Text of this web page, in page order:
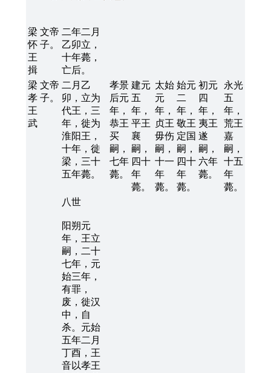
梁
怀
王
揖
文帝
子。
二年二月
乙卯立，
十年薨，
亡后。
梁
孝
王
武
文帝
子。
二月乙
卯，立为
代王，三
年，徙为
淮阳王，
十年，徙
梁，三十
五年薨。
孝景
后元
年，
恭王
买
嗣，
七年
薨。
建元
五
年，
平王
襄
嗣，
四十
年
薨。
太始
元
年，
贞王
毋伤
嗣，
十一
年
薨。
始元
二
年，
敬王
定国
嗣，
四十
年
薨。
初元
四
年，
夷王
遂
嗣，
六年
薨。
永光
五
年，
荒王
嘉
嗣，
十五
年
薨。
八世
阳朔元
年，王立
嗣，二十
七年，元
始三年，
有罪，
废，徙汉
中，自
杀。元始
五年二月
丁酉，王
音以孝王